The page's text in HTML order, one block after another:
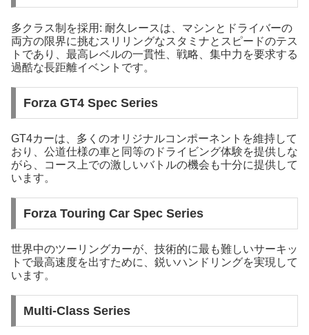
多クラス制を採用: 耐久レースは、マシンとドライバーの
両方の限界に挑むスリリングなスタミナとスピードのテス
トであり、最高レベルの一貫性、戦略、集中力を要求する
過酷な長距離イベントです。
Forza GT4 Spec Series
GT4カーは、多くのオリジナルコンポーネントを維持して
おり、公道仕様の車と同等のドライビング体験を提供しな
がら、コース上での激しいバトルの機会も十分に提供して
います。
Forza Touring Car Spec Series
世界中のツーリングカーが、技術的に最も難しいサーキッ
トで最高速度を出すために、鋭いハンドリングを実現して
います。
Multi-Class Series